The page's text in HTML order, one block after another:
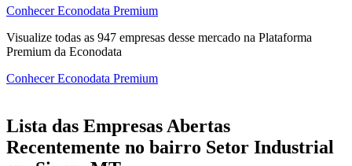
Conhecer Econodata Premium
Visualize todas as 947 empresas desse mercado na Plataforma
Premium da Econodata
Conhecer Econodata Premium
Lista das Empresas Abertas
Recentemente no bairro Setor Industrial